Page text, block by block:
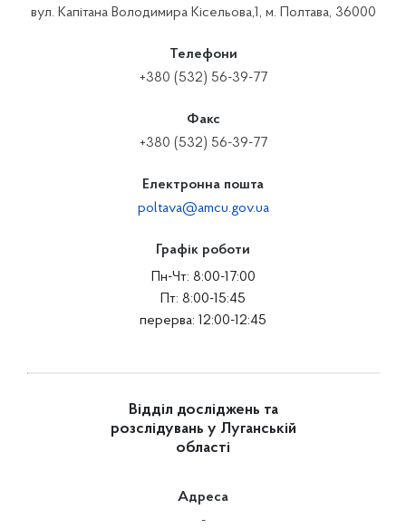
вул. Капітана Володимира Кісельова,1, м. Полтава, 36000
Телефони
+380 (532) 56-39-77
Факс
+380 (532) 56-39-77
Електронна пошта
poltava@amcu.gov.ua
Графік роботи
Пн-Чт: 8:00-17:00
Пт: 8:00-15:45
перерва: 12:00-12:45
Відділ досліджень та
розслідувань у Луганській
області
Адреса
-